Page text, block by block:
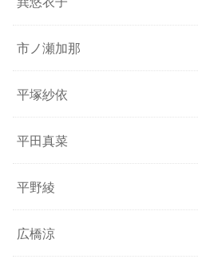
市ノ瀬加那
平塚紗依
平田真菜
平野綾
広橋涼